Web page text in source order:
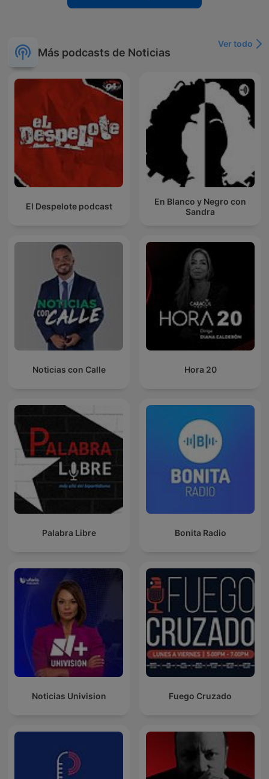
Más podcasts de Noticias
Ver todo
El Despelote podcast
En Blanco y Negro con
Sandra
Noticias con Calle Hora 20
Palabra Libre Bonita Radio
Noticias Univision Fuego Cruzado